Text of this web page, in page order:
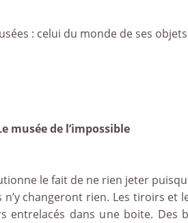
: celui du monde de ses
musée de l’impossible
le fait de ne rien jeter
changeront rien. Les tiroirs et
entrelacés dans une boite. Des